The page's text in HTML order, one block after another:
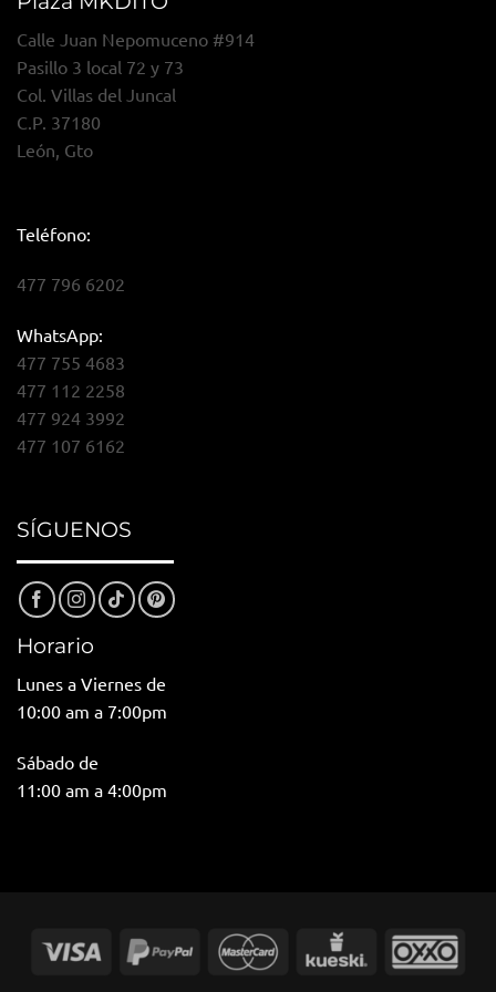
Calle Juan Nepomuceno #914
Pasillo 3 local 72 y 73
Col. Villas del Juncal
C.P. 37180
León, Gto
Teléfono:
477 796 6202
WhatsApp:
477 755 4683
477 112 2258
477 924 3992
477 107 6162
SÍGUENOS
Horario
Lunes a Viernes de
10:00 am a 7:00pm
Sábado de
11:00 am a 4:00pm